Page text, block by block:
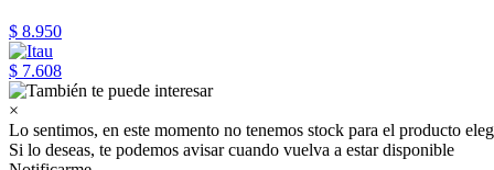
$ 8.950
$ 7.608
×
Lo sentimos, en este momento no tenemos stock para el producto
Si lo deseas, te podemos avisar cuando vuelva a estar disponible